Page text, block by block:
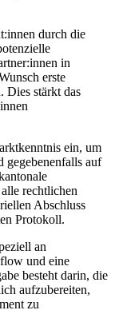
durch die
in
erste
Dies stärkt das
ein, um
gegebenenfalls auf
rechtlichen
Abschluss
Protokoll.
an
und eine
besteht darin, die
aufzubereiten,
zu